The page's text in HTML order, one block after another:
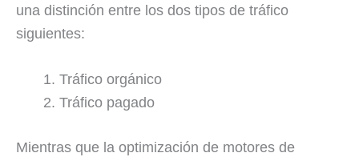
una distinción entre los dos tipos de tráfico
siguientes:
Tráfico orgánico
Tráfico pagado
Mientras que la optimización de motores de